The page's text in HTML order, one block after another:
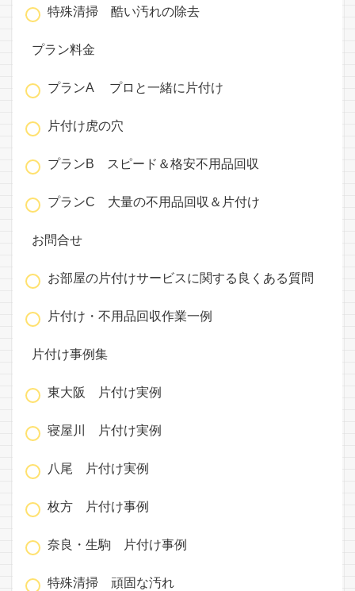
特殊清掃 酷い汚れの除去
プラン料金
プランA プロと一緒に片付け
片付け虎の穴
プランB スピード＆格安不用品回収
プランC 大量の不用品回収＆片付け
お問合せ
お部屋の片付けサービスに関する良くある質問
片付け・不用品回収作業一例
片付け事例集
東大阪 片付け実例
寝屋川 片付け実例
八尾 片付け実例
枚方 片付け事例
奈良・生駒 片付け事例
特殊清掃 頑固な汚れ